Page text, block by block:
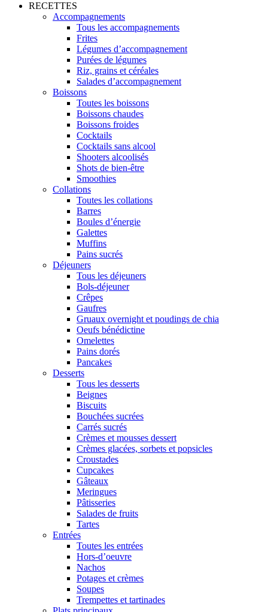
RECETTES
Accompagnements
Tous les accompagnements
Frites
Légumes d’accompagnement
Purées de légumes
Riz, grains et céréales
Salades d’accompagnement
Boissons
Toutes les boissons
Boissons chaudes
Boissons froides
Cocktails
Cocktails sans alcool
Shooters alcoolisés
Shots de bien-être
Smoothies
Collations
Toutes les collations
Barres
Boules d’énergie
Galettes
Muffins
Pains sucrés
Déjeuners
Tous les déjeuners
Bols-déjeuner
Crêpes
Gaufres
Gruaux overnight et poudings de chia
Oeufs bénédictine
Omelettes
Pains dorés
Pancakes
Desserts
Tous les desserts
Beignes
Biscuits
Bouchées sucrées
Carrés sucrés
Crèmes et mousses dessert
Crèmes glacées, sorbets et popsicles
Croustades
Cupcakes
Gâteaux
Meringues
Pâtisseries
Salades de fruits
Tartes
Entrées
Toutes les entrées
Hors-d’oeuvre
Nachos
Potages et crèmes
Soupes
Trempettes et tartinades